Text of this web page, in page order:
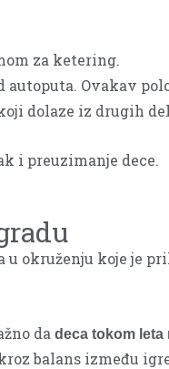
za ketering.
autoputa. Ovakav
dolaze iz drugih
i preuzimanje dece.
u okruženju koje je
da deca tokom leta
balans između